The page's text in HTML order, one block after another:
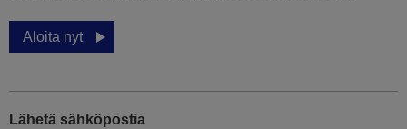
Aloita nyt
Lähetä sähköpostia